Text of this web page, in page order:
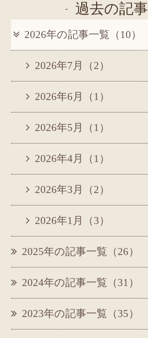
過去の記事
2026年の記事一覧（10）
2026年7月（2）
2026年6月（1）
2026年5月（1）
2026年4月（1）
2026年3月（2）
2026年1月（3）
2025年の記事一覧（26）
2024年の記事一覧（31）
2023年の記事一覧（35）